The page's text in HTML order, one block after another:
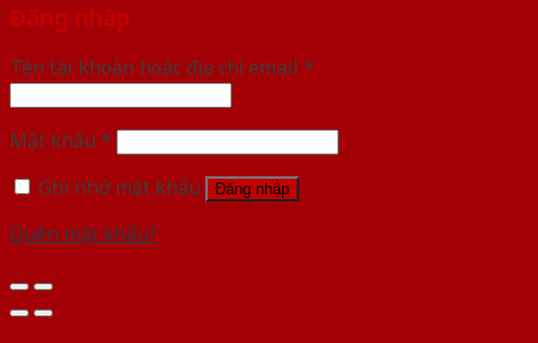
Đăng nhập
Tên tài khoản hoặc địa chỉ email *
Mật khẩu *
Ghi nhớ mật khẩu
Đăng nhập
Quên mật khẩu?